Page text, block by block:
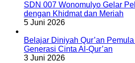
SDN 007 Wonomulyo Gelar
dengan Khidmat dan Meriah
5 Juni 2026
Belajar Diniyah Qur’an
Generasi Cinta Al-Qur’an
3 Juni 2026